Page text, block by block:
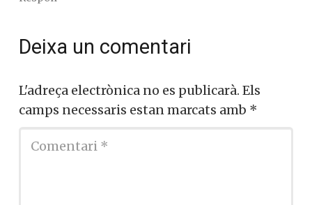
D’acord falta un partit de centre dreta
Respon
Deixa un comentari
L'adreça electrònica no es publicarà.